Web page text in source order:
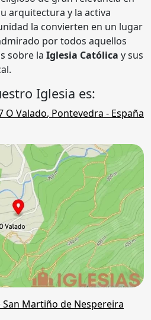
arquitectura y la activa
la convierten en un lugar
por todos aquellos
sobre la Iglesia Católica y sus
Iglesia es:
O Valado, Pontevedra - España
San Martiño de Nespereira